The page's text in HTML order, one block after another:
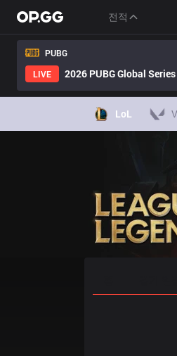
전적
PUBG
LIVE
2026 PUBG Global
LoL